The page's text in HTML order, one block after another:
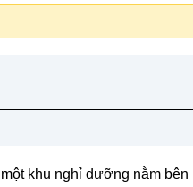
một khu nghỉ dưỡng nằm